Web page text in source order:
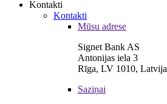
Kontakti
Kontakti
Mūsu adrese
Signet Bank AS
Antonijas iela 3
Rīga, LV 1010, Latvija
Saziņai